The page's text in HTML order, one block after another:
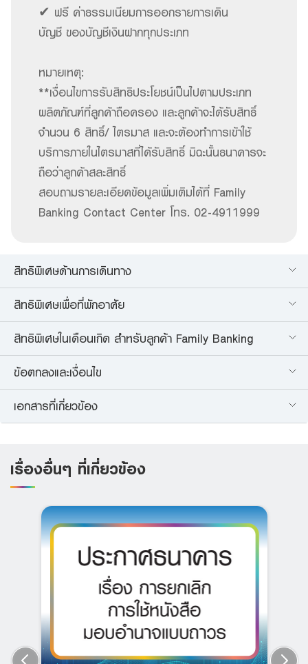
✔ ฟรี ค่าธรรมเนียมการออกรายการเดิน
บัญชี ของบัญชีเงินฝากทุกประเภท
หมายเหตุ:
**เงื่อนไขการรับสิทธิประโยชน์เป็นไปตามประเภท
ผลิตภัณฑ์ที่ลูกค้าถือครอง และลูกค้าจะได้รับสิทธิ์
จำนวน 6 สิทธิ์/ ไตรมาส และจะต้องทำการเข้าใช้
บริการภายในไตรมาสที่ได้รับสิทธิ์ มิฉะนั้นธนาคารจะ
ถือว่าลูกค้าสละสิทธิ์
สอบถามรายละเอียดข้อมูลเพิ่มเติมได้ที่ Family
Banking Contact Center โทร. 02-4911999
สิทธิพิเศษด้านการเดินทาง
สิทธิพิเศษเพื่อที่พักอาศัย
สิทธิพิเศษในเดือนเกิด สำหรับลูกค้า Family Banking
ข้อตกลงและเงื่อนไข
เอกสารที่เกี่ยวข้อง
เรื่องอื่นๆ ที่เกี่ยวข้อง